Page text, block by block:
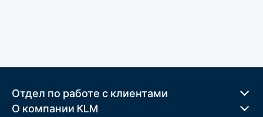
Отдел по работе с клиентами
О компании KLM